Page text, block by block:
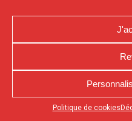
Politique de cookies
Appuyez sur le bouton partager